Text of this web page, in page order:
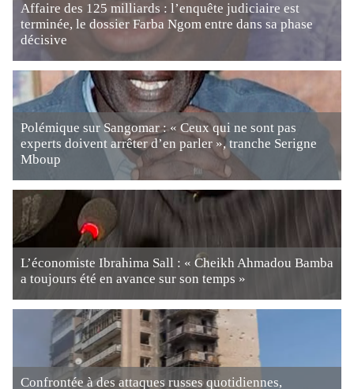
Affaire des 125 milliards : l’enquête judiciaire est
terminée, le dossier Farba Ngom entre dans sa phase
décisive
Polémique sur Sangomar : « Ceux qui ne sont pas
experts doivent arrêter d’en parler », tranche Serigne
Mboup
L’économiste Ibrahima Sall : « Cheikh Ahmadou Bamba
a toujours été en avance sur son temps »
Confrontée à des attaques russes quotidiennes,